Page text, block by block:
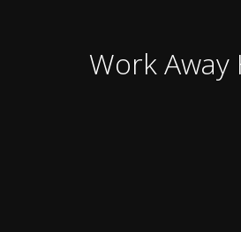
Work Away